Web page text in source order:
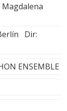
Dir:
ENSEMBLE